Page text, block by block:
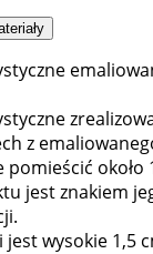
z
około
jest znakiem
wysokie 1,5